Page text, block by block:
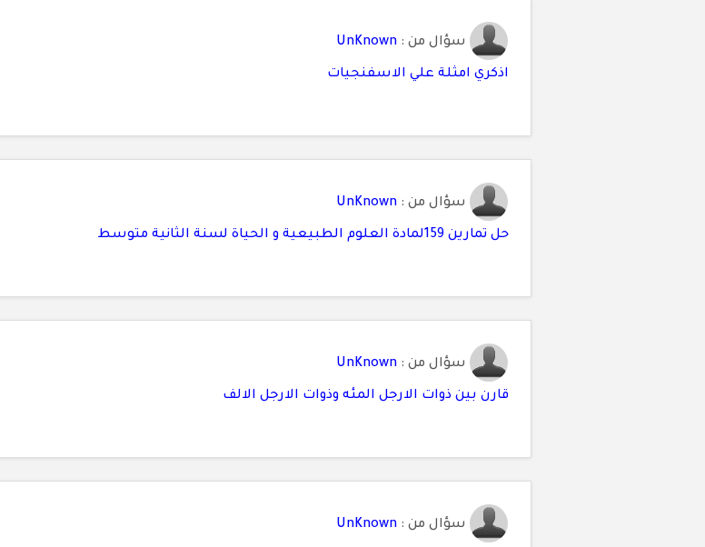
سؤال من : UnKnown
اذكري امثلة علي الاسفنجيات
سؤال من : UnKnown
حل تمارين 159لمادة العلوم الطبيعية و الحياة لسنة الثانية متوسط
سؤال من : UnKnown
قارن بين ذوات الارجل المئه وذوات الارجل الالف
سؤال من : UnKnown